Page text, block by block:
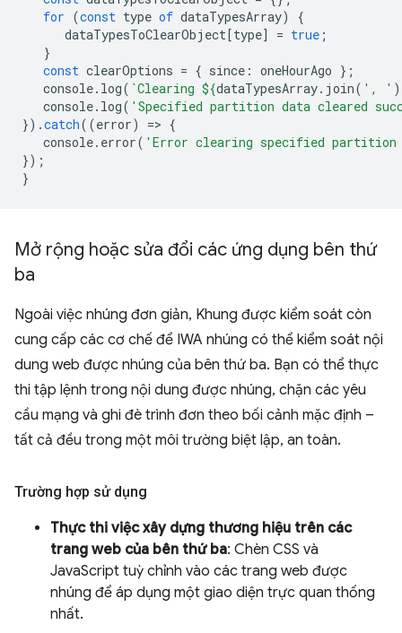
for (const type of dataTypesArray)
{
dataTypesToClearObject[type] = true ;
}
const clearOptions = { since : oneHourAgo };
console. log( `Clearing ${dataTypesArray. join( ', ' )
console. log( 'Specified partition data cleared
}).catch((error) => {
console. error( 'Error clearing specified
});
}
Mở rộng hoặc sửa đổi các ứng dụng bên thứ
ba
Ngoài việc nhúng đơn giản, Khung được kiểm soát còn
cung cấp các cơ chế để IWA nhúng có thể kiểm soát nội
dung web được nhúng của bên thứ ba. Bạn có thể thực
thi tập lệnh trong nội dung được nhúng, chặn các yêu
cầu mạng và ghi đè trình đơn theo bối cảnh mặc định –
tất cả đều trong một môi trường biệt lập, an toàn.
Trường hợp sử dụng
Thực thi việc xây dựng thương hiệu trên các
trang web của bên thứ ba: Chèn CSS và
JavaScript tuỳ chỉnh vào các trang web được
nhúng để áp dụng một giao diện trực quan thống
nhất.